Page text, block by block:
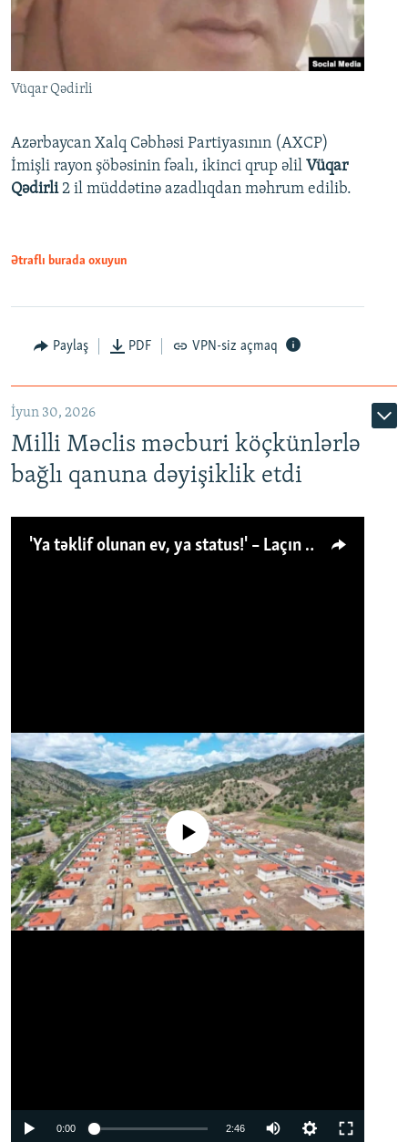
Vüqar Qədirli
Azərbaycan Xalq Cəbhəsi Partiyasının (AXCP)
İmişli rayon şöbəsinin fəalı, ikinci qrup əlil Vüqar
Qədirli2 il müddətinə azadlıqdan məhrum edilib.
Ətraflı burada oxuyun
Paylaş PDF VPN-siz açmaq
İyun 30, 2026
Milli Məclis məcburi köçkünlərlə
bağlı qanuna dəyişiklik etdi
'Ya təklif olunan ev, ya status!' – Laçın köçkünü: 'Laçından başqa heç hara!'
No media source currently available
0:00 2:46